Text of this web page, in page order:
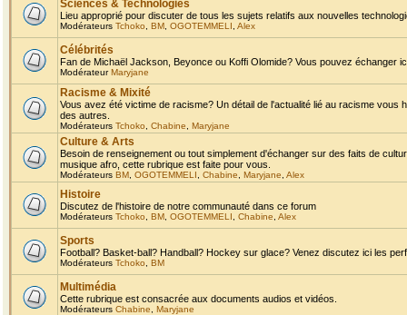
Sciences & Technologies
Lieu approprié pour discuter de tous les sujets relatifs aux nouvelles
Modérateurs Tchoko BM OGOTEMMELI Alex
Célébrités
Fan de Michaël Jackson, Beyonce ou Koffi Olomide? Vous pouvez échanger
ModérateurMaryjane
Racisme & Mixité
Vous avez été victime de racisme? Un détail de l'actualité lié au racisme
des autres.
Modérateurs Tchoko Chabine Maryjane
Culture & Arts
Besoin de renseignement ou tout simplement d'échanger sur des faits de
musique afro, cette rubrique est faite pour vous.
Modérateurs BM OGOTEMMELI Chabine Maryjane Alex
Histoire
Discutez de l'histoire de notre communauté dans ce forum
Modérateurs Tchoko BM OGOTEMMELI Chabine Alex
Sports
Football? Basket-ball? Handball? Hockey sur glace? Venez discutez ici les
Modérateurs Tchoko BM
Multimédia
Cette rubrique est consacrée aux documents audios et vidéos.
Modérateurs Chabine Maryjane